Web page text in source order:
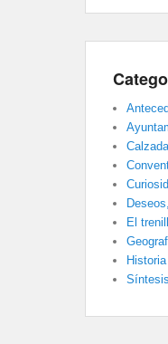
El
Historia